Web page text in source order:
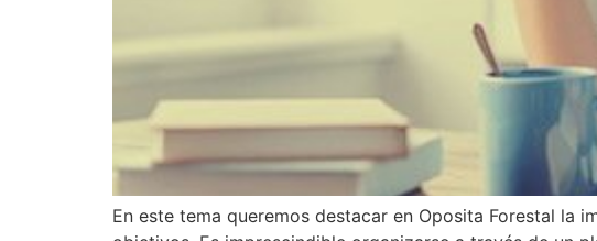
En este tema queremos destacar en Oposita Forestal la